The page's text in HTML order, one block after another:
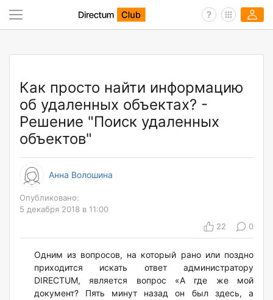
Как просто найти информацию
об удаленных объектах? -
Решение "Поиск удаленных
объектов"
Анна Волошина
Опубликовано:
5 декабря 2018 в 11:00
22
0
Одним из вопросов, на который рано или поздно
приходится искать ответ администратору
DIRECTUM, является вопрос «А где же мой
документ? Пять минут назад он был здесь, а